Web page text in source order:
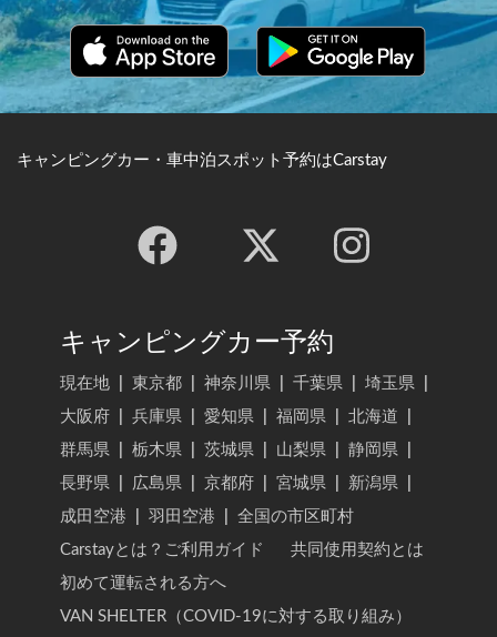
キャンピングカー・車中泊スポット予約はCarstay
キャンピングカー予約
現在地 東京都 神奈川県 千葉県 埼玉県
大阪府
兵庫県 愛知県 福岡県 北海道
群馬県
栃木県 茨城県 山梨県 静岡県
長野県
広島県 京都府 宮城県 新潟県
成田空港
羽田空港
全国の市区町村
Carstayとは？ご利用ガイド
共同使用契約とは
初めて運転される方へ
VAN SHELTER（COVID-19に対する取り組み）